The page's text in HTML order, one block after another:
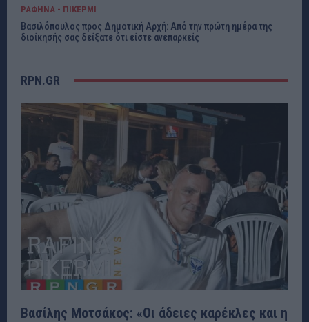
ΡΑΦΗΝΑ - ΠΙΚΕΡΜΙ
Βασιλόπουλος προς Δημοτική Αρχή: Από την πρώτη ημέρα της
διοίκησής σας δείξατε ότι είστε ανεπαρκείς
RPN.GR
Βασίλης Μοτσάκος: «Οι άδειες καρέκλες και η